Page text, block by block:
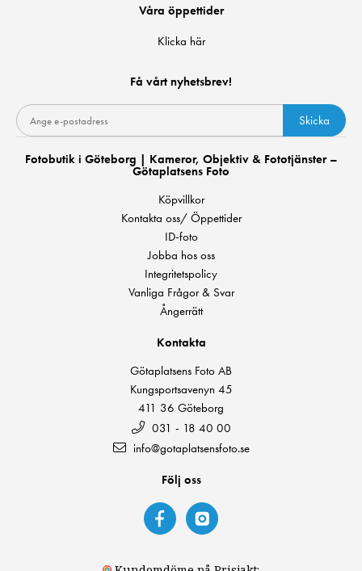
Våra öppettider
Klicka här
Få vårt nyhetsbrev!
Skicka
Fotobutik i Göteborg | Kameror, Objektiv & Fototjänster –
Götaplatsens Foto
Köpvillkor
Kontakta oss/ Öppettider
ID-foto
Jobba hos oss
Integritetspolicy
Vanliga Frågor & Svar
Ångerrätt
Kontakta
Götaplatsens Foto AB
Kungsportsavenyn 45
411 36 Göteborg
031 - 18 40 00
info@gotaplatsensfoto.se
Följ oss